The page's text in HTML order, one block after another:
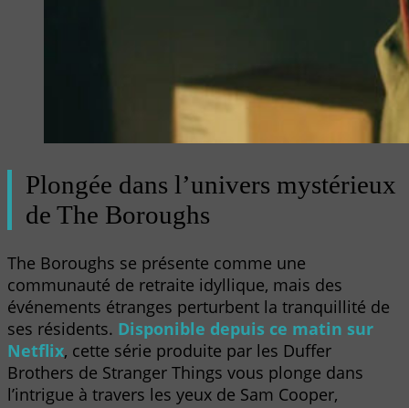
Plongée dans l’univers mystérieux
de The Boroughs
The Boroughs se présente comme une
communauté de retraite idyllique, mais des
événements étranges perturbent la tranquillité de
ses résidents. Disponible depuis ce matin sur
Netflix, cette série produite par les Duffer
Brothers de Stranger Things vous plonge dans
l’intrigue à travers les yeux de Sam Cooper,